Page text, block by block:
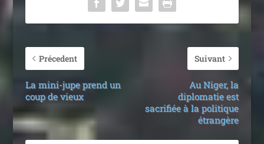
Précedent
La mini-jupe prend un
coup de vieux
Suivant
Au Niger, la
diplomatie est
sacrifiée à la politique
étrangère